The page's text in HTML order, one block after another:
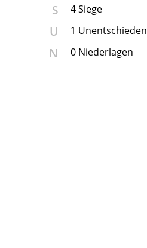
S 4 Siege
U 1 Unentschieden
N 0 Niederlagen